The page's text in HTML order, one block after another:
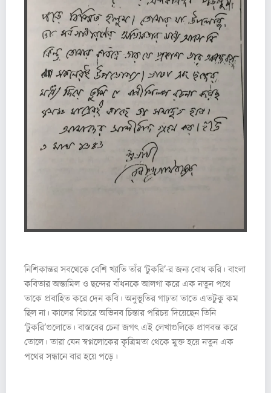
নিশিকান্তর সবথেকে বেশি খ্যাতি তাঁর ‘টুকরি’-র জন্য বোধ করি। বাংলা
কবিতার অন্ত্যমিল ও ছন্দের বাঁধনকে আলগা করে এক নতুন পথে
তাকে প্রবাহিত করে দেন কবি। অনুভূতির গাঢ়তা তাতে এতটুকু কম
ছিল না। কালের বিচারে অভিনব চিন্তার পরিচয় দিয়েছেন তিনি
‘টুকরি’গুলোতে। বাস্তবের চেনা জগৎ এই লেখাগুলিকে প্রাণবন্ত করে
তোলে। তারা যেন স্বপ্নলোকের কৃত্রিমতা থেকে মুক্ত হয়ে নতুন এক
পথের সন্ধানে বার হয়ে পড়ে।